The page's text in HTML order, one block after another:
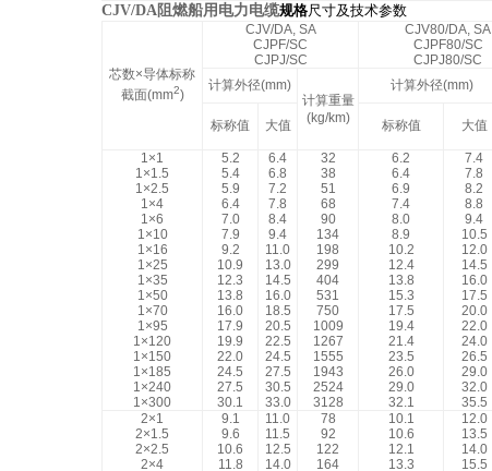
CJV/DA阻燃船用电力电缆规格尺寸及技术参数
芯数×导体标称
截面(mm2)
CJV/DA, SA
CJPF/SC
CJPJ/SC
CJV80/DA, SA
CJPF80/SC
CJPJ80/SC
计算外径(mm)
计算重量
(kg/km)
计算外径(mm)
标称值
大值 标称值 大值
1×1
1×1.5
1×2.5
1×4
1×6
1×10
1×16
1×25
1×35
1×50
1×70
1×95
1×120
1×150
1×185
1×240
1×300
5.2
5.4
5.9
6.4
7.0
7.9
9.2
10.9
12.3
13.8
16.0
17.9
19.9
22.0
24.5
27.5
30.1
6.4
6.8
7.2
7.8
8.4
9.4
11.0
13.0
14.5
16.0
18.5
20.5
22.5
24.5
27.5
30.5
33.0
32
38
51
68
90
134
198
299
404
531
750
1009
1267
1555
1943
2524
3128
6.2
6.4
6.9
7.4
8.0
8.9
10.2
12.4
13.8
15.3
17.5
19.4
21.4
23.5
26.0
29.0
32.1
7.4
7.8
8.2
8.8
9.4
10.5
12.0
14.5
16.0
17.5
20.0
22.0
24.0
26.5
29.0
32.0
35.5
2×1
2×1.5
2×2.5
2×4
9.1
9.6
10.6
11.8
11.0
11.5
12.5
14.0
78
92
122
164
10.1
10.6
12.1
13.3
12.0
13.5
14.0
15.5